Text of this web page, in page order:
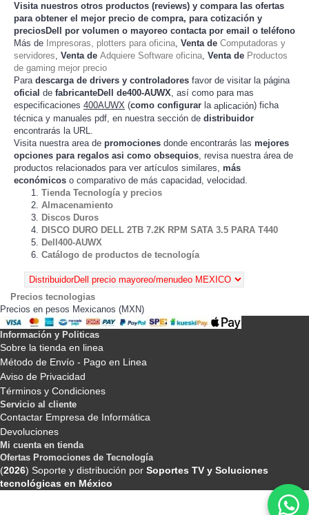
Visita nuestros otros productos (reviews) y compara las ofertas
para obtener el mejor precio de compra, para cotización y
preciosDell por volumen o mayoreo contacta por email o teléfono
Más de Impresoras, plotters para oficina, Venta de Computadoras y
servidores, Venta de Adquiere Software oficina, Venta de Productos
de gaming mejor precio
Para descarga de drivers y controladores favor de visitar la página
oficial de fabricanteDell de400-AUWX, así como para mas
especificaciones 400AUWX (como configurar la aplicación) ficha
técnica y manuales pdf, en nuestra sección de distribuidor
encontrarás la URL.
Visita nuestra area de promociones donde encontrarás las mejores
opciones para regalos asi como obsequios , revisa nuestra área de
productos relacionados para ver artículos similares más
económicos o comparativo de más capacidad, velocidad.
Tienda Tecnología y precios
Almacenamiento
Discos Duros
DISCO DURO DELL 2TB 7.2K RPM SATA 3.5 PARA T440
Dell400-AUWX
Catálogo de productos de tecnología
Precios tecnologias
Precios en pesos Mexicanos (MXN)
Información y Politicas
Sobre la tienda en linea
Método de Envío - Pago en Linea
Aviso de Privacidad
Términos y Condiciones
Servicio al cliente
Contactar Empresa de Informática
Devoluciones
Mi cuenta en tienda
Ofertas Promociones de Tecnología
(2026) Soporte y distribución por Soportes TV y Soluciones
tecnológicas en México